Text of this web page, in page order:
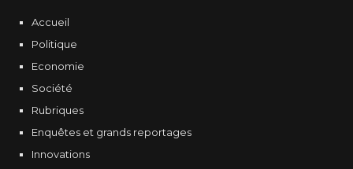
Accueil
Politique
Economie
Société
Rubriques
Enquêtes et grands reportages
Innovations